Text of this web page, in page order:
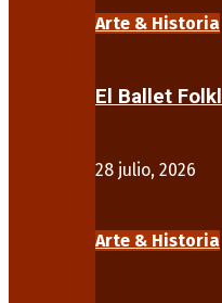
Arte & Historia
El Ballet
28 julio, 2026
Arte & Historia